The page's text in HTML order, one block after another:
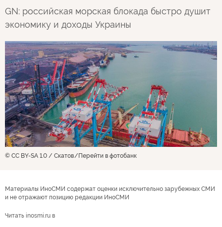
GN: российская морская блокада быстро душит
экономику и доходы Украины
© CC BY-SA 1.0 / Скатов Перейти в фотобанк
Материалы ИноСМИ содержат оценки исключительно зарубежных СМИ
и не отражают позицию редакции ИноСМИ
Читать inosmi.ru в